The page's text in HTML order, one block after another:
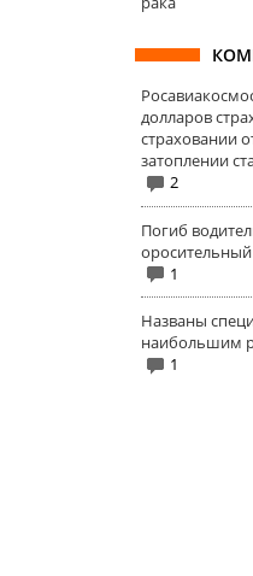
долларов
страховании
затоплении
2
Погиб
оросительный
1
Названы
наибольшим
1